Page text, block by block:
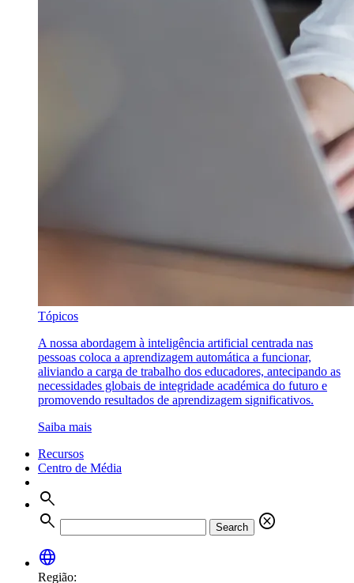
Tópicos
A nossa abordagem à inteligência artificial centrada nas
pessoas coloca a aprendizagem automática a funcionar,
aliviando a carga de trabalho dos educadores, antecipando as
necessidades globais de integridade académica do futuro e
promovendo resultados de aprendizagem significativos.
Saiba mais
Recursos
Centro de Média
search
search
Search
cancel
language
Região: